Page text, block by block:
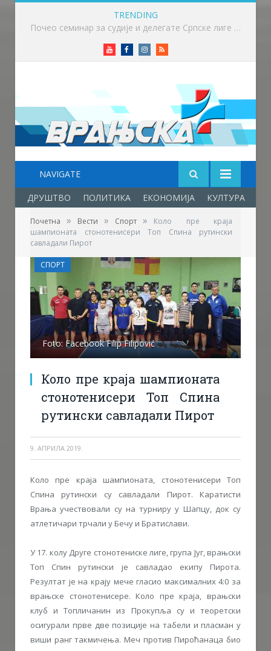
TRENDING
Почео семинар за судије и делегате Српске лиге „Исток“ у Крушевцу
YoutubeFacebookInstagram
RSS
NAVIGATE
ДРУШТВО ПОЛИТИКА ЕКОНОМИЈА КУЛТУРА
Почетна » Вести » Спорт »
Коло пре краја
шампионата стонотенисери Топ Спина рутински
савладали Пирот
Foto: Facebook Filip Filipović
Коло пре краја шампионата
стонотенисери Топ Спина
рутински савладали Пирот
9. АПРИЛА 2019.
СПОРТ
Коло пре краја шампионата, стонотенисери Топ
Спина рутински су савладали Пирот. Каратисти
Врања учествовали су на турниру у Шапцу, док су
атлетичари трчали у Бечу и Братислави.
У 17. колу Друге стонотениске лиге, група Југ, врањски
Топ Спин рутински је савладао екипу Пирота.
Резултат је на крају мече гласио максималних 4:0 за
врањске стонотенисере. Коло пре краја, врањски
клуб и Топличанин из Прокупља су и теоретски
осигурали прве две позиције на табели и пласман у
виши ранг такмичења. Меч против Пироћанаца био